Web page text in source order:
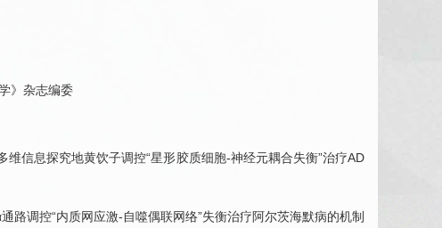
》杂志编委
维信息探究地黄饮子调控“星形胶质细胞-神经元耦合失衡”治疗AD
路调控“内质网应激-自噬偶联网络”失衡治疗阿尔茨海默病的机制